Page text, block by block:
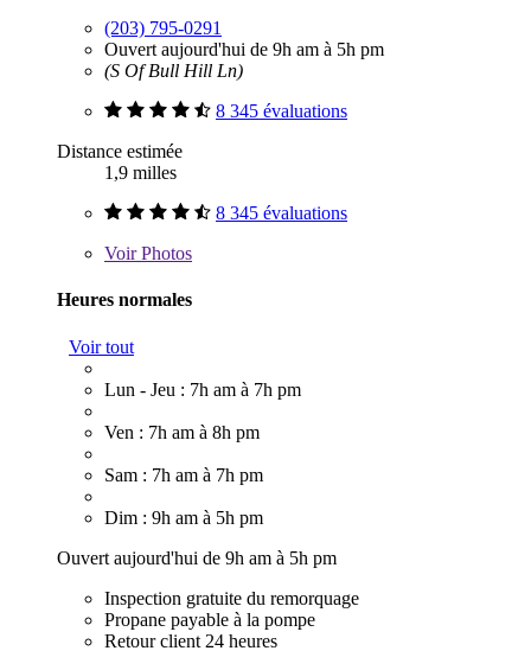
(203) 795-0291
Ouvert aujourd'hui de 9h am à 5h pm
(S Of Bull Hill Ln)
8 345 évaluations
Distance estimée
1,9 milles
8 345 évaluations
VoirPhotos
Heures normales
Voir tout
Lun - Jeu : 7h am à 7h pm
Ven : 7h am à 8h pm
Sam : 7h am à 7h pm
Dim : 9h am à 5h pm
Ouvert aujourd'hui de 9h am à 5h pm
Inspection gratuite du remorquage
Propane payable à la pompe
Retour client 24 heures